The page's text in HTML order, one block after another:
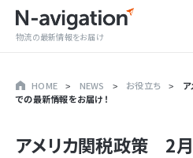
物流の最新情報をお届け
HOME NEWS お役立ち
での最新情報をお届け！
アメリカ関税政策 2